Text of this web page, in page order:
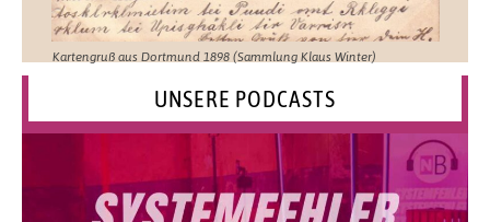
Kartengruß aus Dortmund 1898 (Sammlung Klaus Winter)
UNSERE PODCASTS